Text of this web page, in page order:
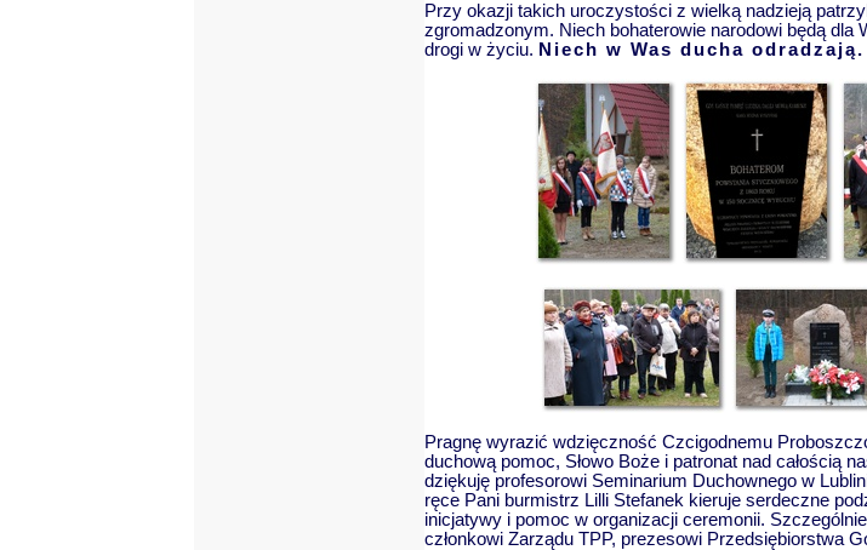
Przy okazji takich uroczystości z wielką nadzieją
zgromadzonym. Niech bohaterowie narodowi będą dla
drogi w życiu. Niech w Was ducha odradzają.
Pragnę wyrazić wdzięczność Czcigodnemu
duchową pomoc, Słowo Boże i patronat nad całością
dziękuję profesorowi Seminarium Duchownego w
ręce Pani burmistrz Lilli Stefanek kieruje serdeczne
inicjatywy i pomoc w organizacji ceremonii.
członkowi Zarządu TPP, prezesowi Przedsiębiorstwa